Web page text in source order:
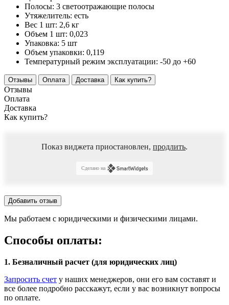
Полосы: 3 светоотражающие полосы
Утяжелитель: есть
Вес 1 шт: 2,6 кг
Объем 1 шт: 0,023
Упаковка: 5 шт
Объем упаковки: 0,119
Температурный режим эксплуатации: -50 до +60
Отзывы Оплата Доставка Как купить?
Отзывы
Оплата
Доставка
Как купить?
Показ виджета приостановлен, продлить.
Сделано на
Добавить отзыв
Мы работаем с юридическими и физическими лицами.
Способы оплаты:
1. Безналичный расчет (для юридических лиц)
Запросить счет у наших менеджеров, они его вам составят и
все более подробно расскажут, если у вас возникнут вопросы
по оплате.